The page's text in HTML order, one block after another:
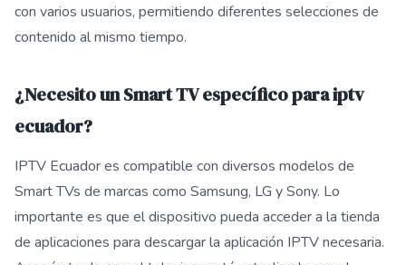
con varios usuarios, permitiendo diferentes selecciones de
contenido al mismo tiempo.
¿Necesito un Smart TV específico para iptv
ecuador?
IPTV Ecuador es compatible con diversos modelos de
Smart TVs de marcas como Samsung, LG y Sony. Lo
importante es que el dispositivo pueda acceder a la tienda
de aplicaciones para descargar la aplicación IPTV necesaria.